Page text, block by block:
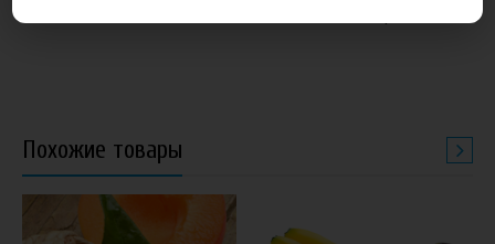
Похожие товары